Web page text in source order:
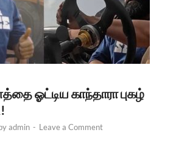
ஓட்டிய காந்தாரா புகழ்
admin - Leave a Comment